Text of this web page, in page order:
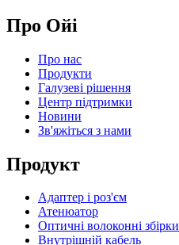
Про Ойі
Про нас
Продукти
Галузеві рішення
Центр підтримки
Новини
Зв'яжіться з нами
Продукт
Адаптер і роз'єм
Атенюатор
Оптичні волоконні збірки
Внутрішній кабель